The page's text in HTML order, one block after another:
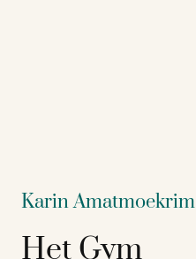
Karin Amatmoekrim
Het Gym